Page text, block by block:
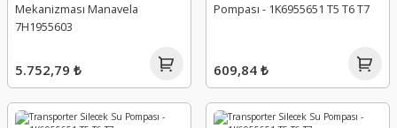
Mekanizması Manavela
7H1955603
5.752,79 ₺
Pompası - 1K6955651 T5 T6 T7
609,84 ₺